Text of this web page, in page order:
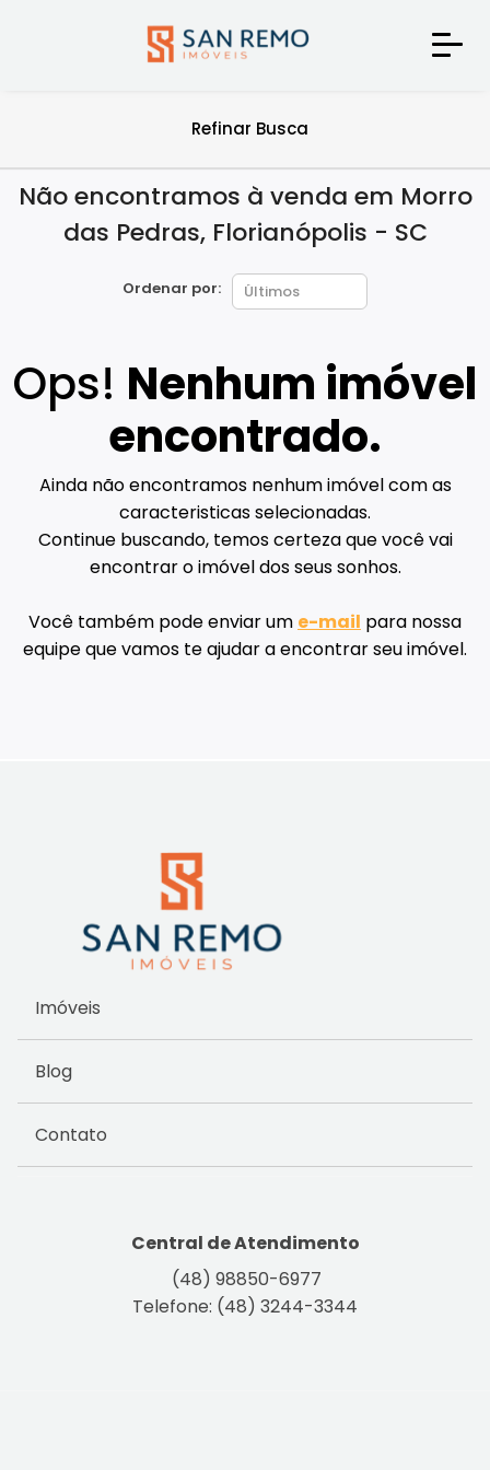
Refinar Busca
Não encontramos à venda em Morro
das Pedras, Florianópolis - SC
Ordenar por:
Ops! Nenhum imóvel
encontrado.
Ainda não encontramos nenhum imóvel com as
caracteristicas selecionadas.
Continue buscando, temos certeza que você vai
encontrar o imóvel dos seus sonhos.
Você também pode enviar um e-mail para nossa
equipe que vamos te ajudar a encontrar seu imóvel.
Imóveis
Blog
Contato
Central de Atendimento
(48) 98850-6977
Telefone: (48) 3244-3344